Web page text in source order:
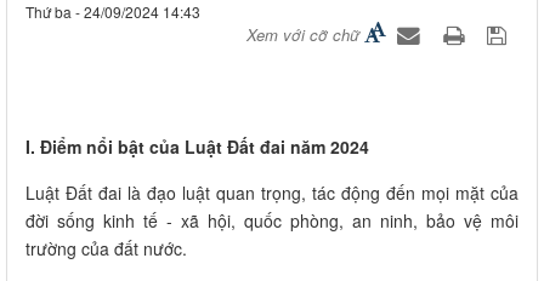
Thứ ba - 24/09/2024 14:43
Xem với cỡ chữ
I. Điểm nổi bật của Luật Đất đai năm 2024
Luật Đất đai là đạo luật quan trọng, tác động đến mọi mặt của
đời sống kinh tế - xã hội, quốc phòng, an ninh, bảo vệ môi
trường của đất nước.